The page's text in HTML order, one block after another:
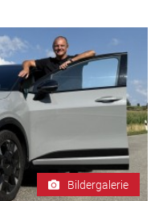
Bildergalerie